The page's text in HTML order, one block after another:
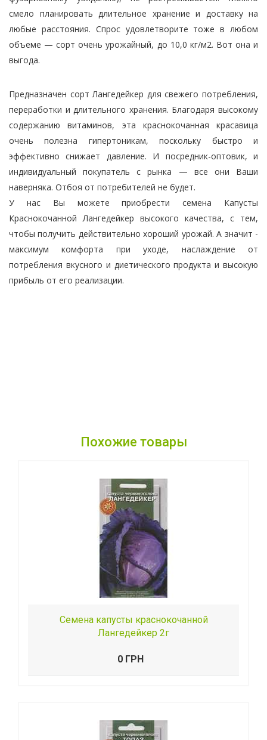
смело планировать длительное хранение и доставку на
любые расстояния. Спрос удовлетворите тоже в любом
объеме — сорт очень урожайный, до 10,0 кг/м2. Вот она и
выгода.
Предназначен сорт Лангедейкер для свежего потребления,
переработки и длительного хранения. Благодаря высокому
содержанию витаминов, эта краснокочанная красавица
очень полезна гипертоникам, поскольку быстро и
эффективно снижает давление. И посредник-оптовик, и
индивидуальный покупатель с рынка — все они Ваши
наверняка. Отбоя от потребителей не будет.
У нас Вы можете приобрести семена Капусты
Краснокочанной Лангедейкер высокого качества, с тем,
чтобы получить действительно хороший урожай. А значит -
максимум комфорта при уходе, наслаждение от
потребления вкусного и диетического продукта и высокую
прибыль от его реализации.
Похожие товары
Семена капусты краснокочанной
Лангедейкер 2г
0 ГРН